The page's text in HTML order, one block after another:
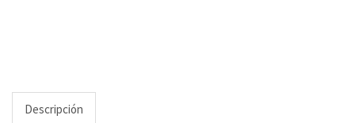
Descripción